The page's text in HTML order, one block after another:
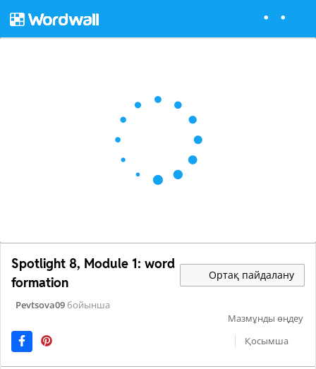
Spotlight 8, Module 1: word
formation
Ортақ пайдалану
Pevtsova09бойынша
Мазмұнды өңдеу
Қосымша